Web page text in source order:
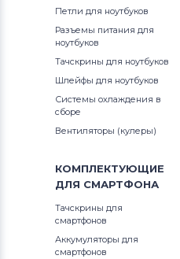
Петли для ноутбуков
Разъемы питания для
ноутбуков
Тачскрины для ноутбуков
Шлейфы для ноутбуков
Системы охлаждения в
сборе
Вентиляторы (кулеры)
КОМПЛЕКТУЮЩИЕ
ДЛЯ СМАРТФОНА
Тачскрины для
смартфонов
Аккумуляторы для
смартфонов